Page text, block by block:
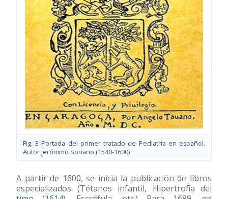
Fig. 3 Portada del primer tratado de Pediatría en español.
Autor Jerónimo Soriano (1540-1600)
A partir de 1600, se inicia la publicación de libros
especializados (Tétanos infantil, Hipertrofia del